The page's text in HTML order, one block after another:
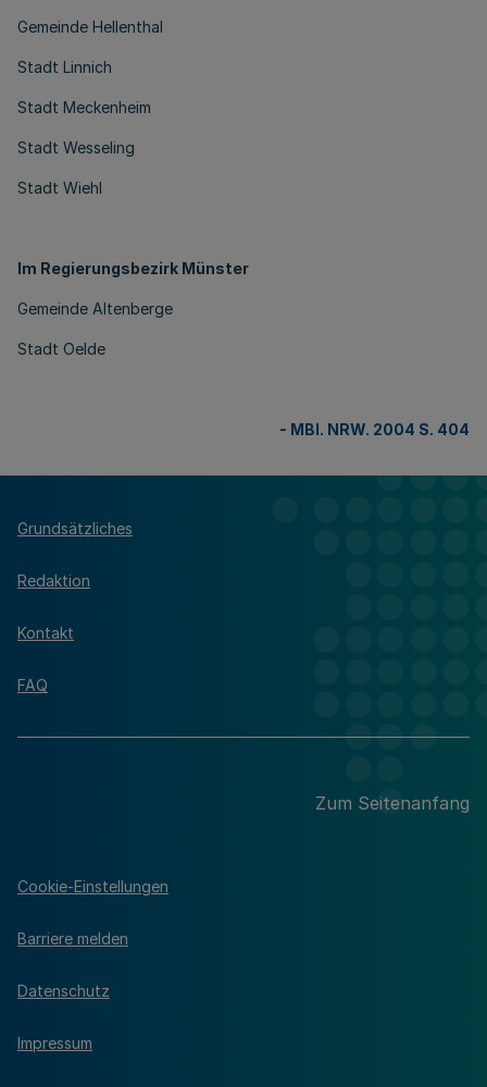
Gemeinde Hellenthal
Stadt Linnich
Stadt Meckenheim
Stadt Wesseling
Stadt Wiehl
Im Regierungsbezirk Münster
Gemeinde Altenberge
Stadt Oelde
- MBl. NRW. 2004 S. 404
Grundsätzliches
Redaktion
Kontakt
FAQ
Zum Seitenanfang
Cookie-Einstellungen
Barriere melden
Datenschutz
Impressum